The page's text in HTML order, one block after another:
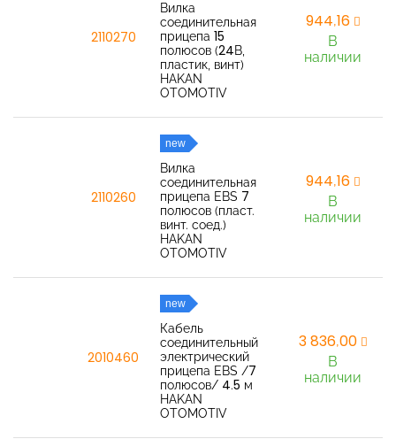
2110270
Вилка
соединительная
прицепа 15
полюсов (24В,
пластик, винт)
HAKAN
OTOMOTIV
944,16
В
наличии
2110260
new
Вилка
соединительная
прицепа EBS 7
полюсов (пласт.
винт. соед.)
HAKAN
OTOMOTIV
944,16
В
наличии
2010460
new
Кабель
соединительный
электрический
прицепа EBS /7
полюсов/ 4.5 м
HAKAN
OTOMOTIV
3 836,00
В
наличии